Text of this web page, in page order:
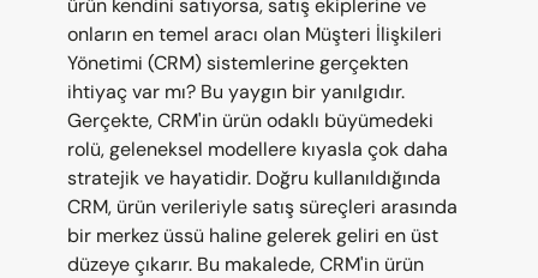
ürün kendini satıyorsa, satış ekiplerine ve
onların en temel aracı olan Müşteri İlişkileri
Yönetimi (CRM) sistemlerine gerçekten
ihtiyaç var mı? Bu yaygın bir yanılgıdır.
Gerçekte, CRM'in ürün odaklı büyümedeki
rolü, geleneksel modellere kıyasla çok daha
stratejik ve hayatidir. Doğru kullanıldığında
CRM, ürün verileriyle satış süreçleri arasında
bir merkez üssü haline gelerek geliri en üst
düzeye çıkarır. Bu makalede, CRM'in ürün